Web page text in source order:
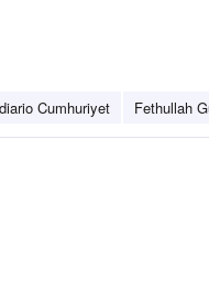
diario Cumhuriyet Fethullah